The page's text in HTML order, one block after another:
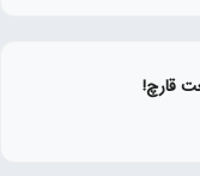
قارچ!